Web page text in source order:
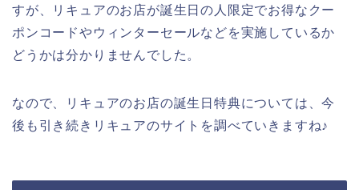
すが、リキュアのお店が誕生日の人限定でお得なクー
ポンコードやウィンターセールなどを実施しているか
どうかは分かりませんでした。
なので、リキュアのお店の誕生日特典については、今
後も引き続きリキュアのサイトを調べていきますね♪